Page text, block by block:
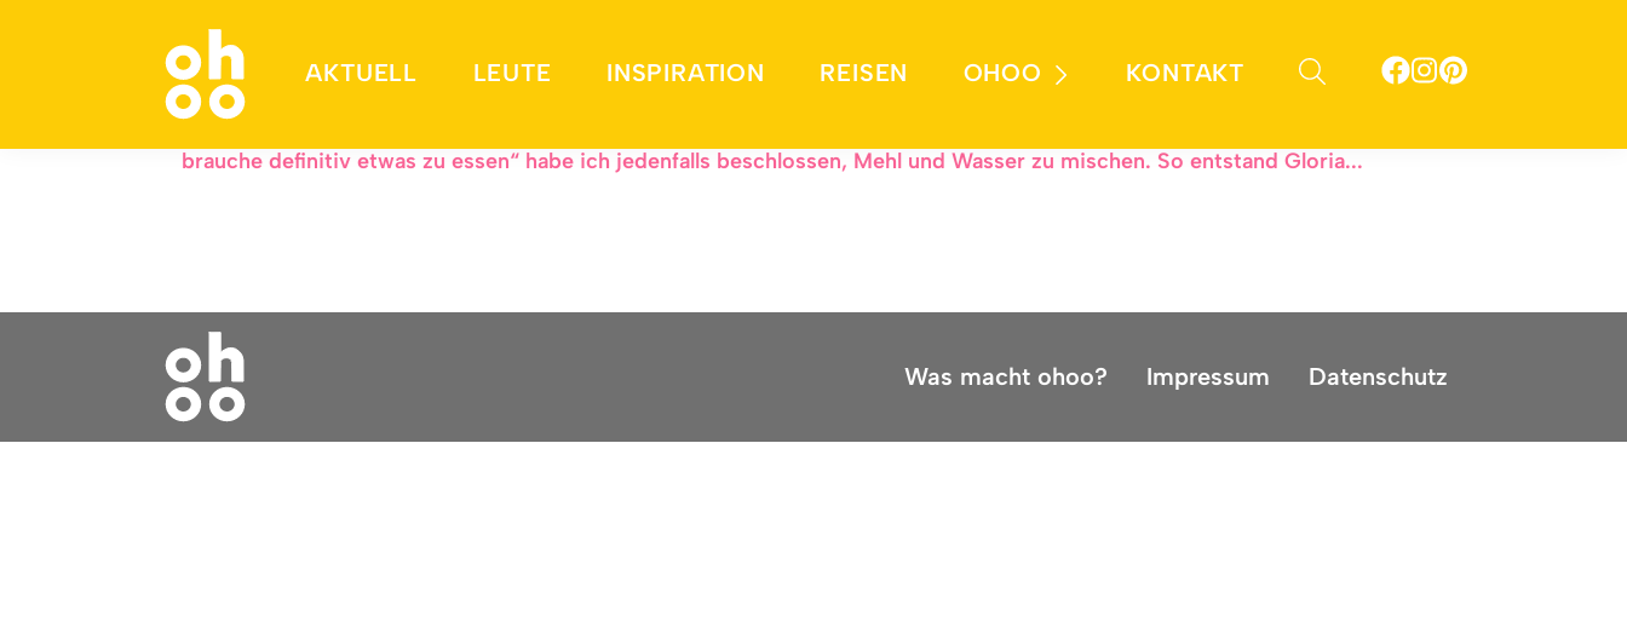
AKTUELL LEUTE INSPIRATION REISEN OHOO KONTAKT
Warum zur Hölle backe ich plötzlich Brot?
brauche definitiv etwas zu essen“ habe ich jedenfalls beschlossen, Mehl und Wasser zu mischen. So entstand Gloria...
Was macht ohoo? Impressum Datenschutz